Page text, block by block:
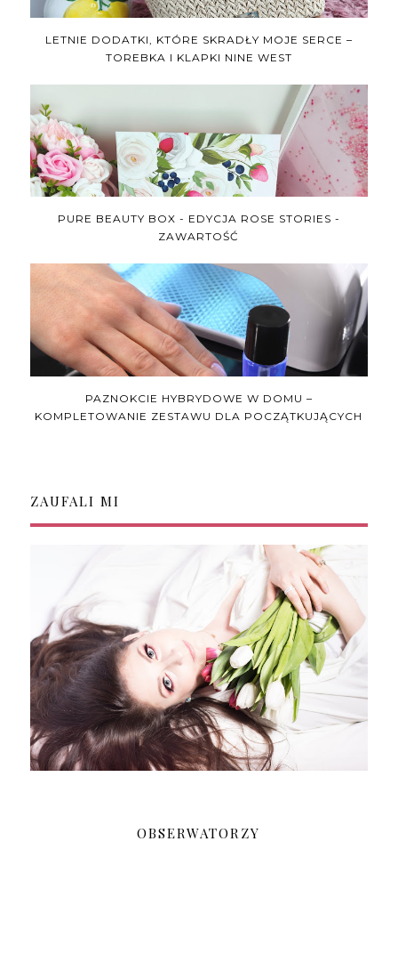
LETNIE DODATKI, KTÓRE SKRADŁY MOJE SERCE –
TOREBKA I KLAPKI NINE WEST
PURE BEAUTY BOX - EDYCJA ROSE STORIES -
ZAWARTOŚĆ
PAZNOKCIE HYBRYDOWE W DOMU –
KOMPLETOWANIE ZESTAWU DLA POCZĄTKUJĄCYCH
ZAUFALI MI
OBSERWATORZY